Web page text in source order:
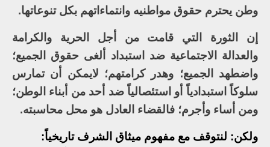
وطن يحترم حقوق مواطنيه وانتماءاتهم بكل تنوعاتها.
إن الثورة التي قامت من أجل الحرية والكرامة
والعدالة الاجتماعية ضد استبداد ألغى حقوق الجميع؛
واضطهد الجميع؛ وهدر كرامتهم؛ لايمكن أن تمارس
سلوكاً استبدادياً أو استئصالياً ضد أحد من أبناء الوطن؛
ومن أساء وأجرم؛ فالقضاء العادل هو محل محاسبته.
ولكن: لنتوقف مع مفهوم ميثاق الشرف تاريخياً: